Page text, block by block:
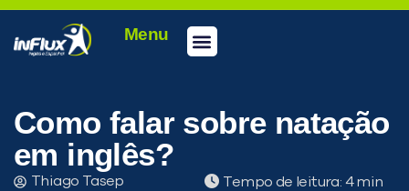
Menu
Como falar sobre natação
em inglês?
Thiago Tasep
Tempo de leitura: